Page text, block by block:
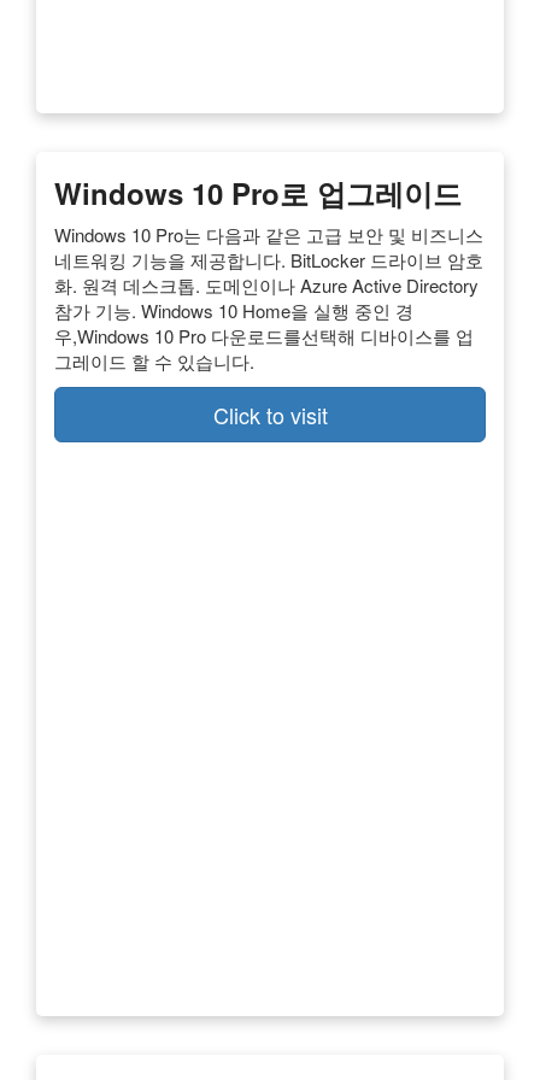
Windows 10 Pro로 업그레이드
Windows 10 Pro는 다음과 같은 고급 보안 및 비즈니스
네트워킹 기능을 제공합니다. BitLocker 드라이브 암호
화. 원격 데스크톱. 도메인이나 Azure Active Directory
참가 기능. Windows 10 Home을 실행 중인 경
우,Windows 10 Pro 다운로드를선택해 디바이스를 업
그레이드 할 수 있습니다.
Click to visit